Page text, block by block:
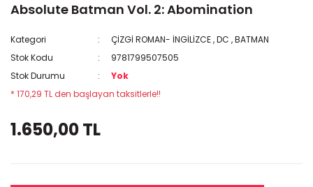
Absolute Batman Vol. 2: Abomination
Kategori ÇİZGİ ROMAN- İNGİLİZCE,DC ,BATMAN
Stok Kodu
9781799507505
Stok Durumu
Yok
* 170,29 TL den başlayan taksitlerle!!
1.650,00 TL